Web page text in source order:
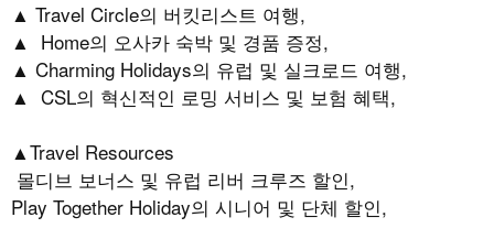
▲ Travel Circle의 버킷리스트 여행,
▲ Home의 오사카 숙박 및 경품 증정,
▲ Charming Holidays의 유럽 및 실크로드 여행,
▲ CSL의 혁신적인 로밍 서비스 및 보험 혜택,
▲Travel Resources
몰디브 보너스 및 유럽 리버 크루즈 할인,
Play Together Holiday의 시니어 및 단체 할인,